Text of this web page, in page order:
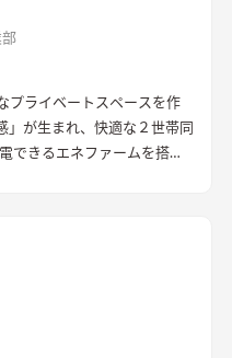
プライベートスペースを作
」が生まれ、快適な２世帯同